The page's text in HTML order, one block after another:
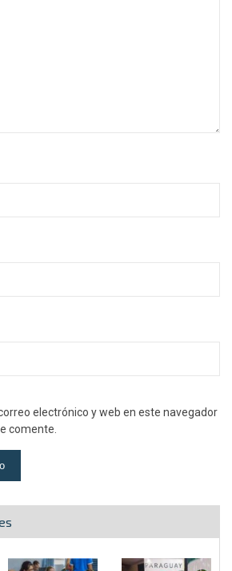
electrónico y web en este navegador
comente.